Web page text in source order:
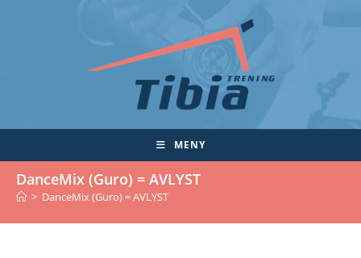
MENY
DanceMix (Guro) = AVLYST
> DanceMix (Guro) = AVLYST